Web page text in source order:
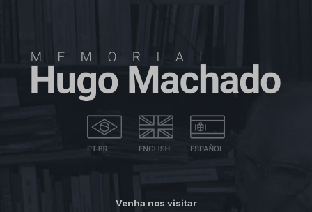
Venha nos visitar